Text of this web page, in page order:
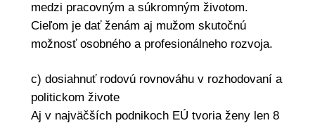
medzi pracovným a súkromným životom.
Cieľom je dať ženám aj mužom skutočnú
možnosť osobného a profesionálneho rozvoja.
c) dosiahnuť rodovú rovnováhu v rozhodovaní a
politickom živote
Aj v najväčších podnikoch EÚ tvoria ženy len 8